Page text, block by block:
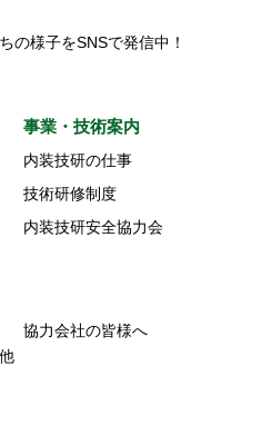
の様子をSNSで発信中！
事業・技術案内
内装技研の仕事
技術研修制度
内装技研安全協力会
協力会社の皆様へ